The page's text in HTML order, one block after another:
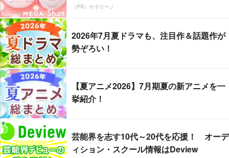
（PR）サボリーノ
2026年7月夏ドラマも、注目作＆話題作が
勢ぞろい！
【夏アニメ2026】7月期夏の新アニメを一
挙紹介！
芸能界を志す10代～20代を応援！ オーデ
ィション・スクール情報はDeview